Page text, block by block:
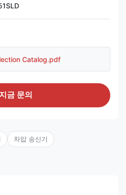
Catalog.pdf
지금 문의
차압 송신기